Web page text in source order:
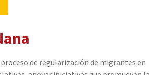
de regularización de migrantes en